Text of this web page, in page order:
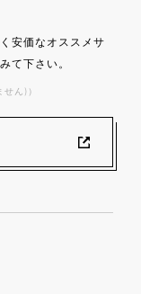
安価なオススメサ
て下さい。
ん)）